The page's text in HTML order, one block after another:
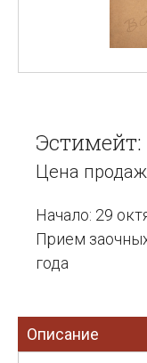
Эстимейт:
Цена
Начало: 29
Прием
года
Описание